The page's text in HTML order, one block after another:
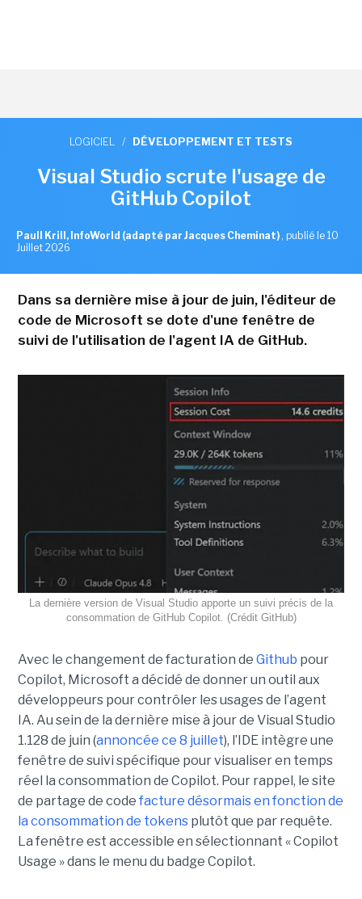
LOGICIEL / DÉVELOPPEMENT ET TESTS
Visual Studio scrute l'usage de
GitHub Copilot
Paull Krill, InfoWorld (adapté par Jacques Cheminat) , publié le 10
Juillet 2026
Dans sa dernière mise à jour de juin, l'éditeur de
code de Microsoft se dote d'une fenêtre de
suivi de l'utilisation de l'agent IA de GitHub.
La dernière version de Visual Studio apporte un suivi précis de la
consommation de GitHub Copilot. (Crédit GitHub)
Avec le changement de facturation de Github pour
Copilot, Microsoft a décidé de donner un outil aux
développeurs pour contrôler les usages de l’agent
IA. Au sein de la dernière mise à jour de Visual Studio
1.128 de juin (annoncée ce 8 juillet), l’IDE intègre une
fenêtre de suivi spécifique pour visualiser en temps
réel la consommation de Copilot. Pour rappel, le site
de partage de code facture désormais en fonction de
la consommation de tokens plutôt que par requête.
La fenêtre est accessible en sélectionnant « Copilot
Usage » dans le menu du badge Copilot.